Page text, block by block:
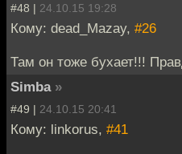
#48 | 24.10.15 19:28
Кому: dead_Mazay, #26
Там он тоже бухает!!!
Simba »
#49 | 24.10.15 20:41
Кому: linkorus, #41